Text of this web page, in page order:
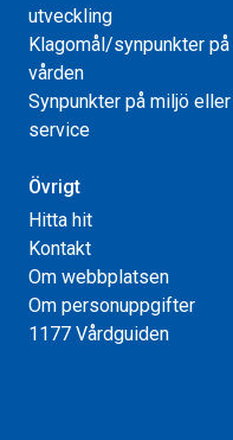
utveckling
Klagomål/synpunkter på
vården
Synpunkter på miljö eller
service
Övrigt
Hitta hit
Kontakt
Om webbplatsen
Om personuppgifter
1177 Vårdguiden